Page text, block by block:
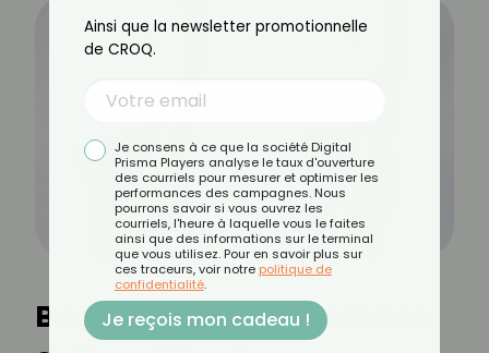
Body Recomp : découvrez
Ainsi que la newsletter promotionnelle
de CROQ.
Je consens à ce que la société Digital
Prisma Players analyse le taux d'ouverture
des courriels pour mesurer et optimiser les
performances des campagnes. Nous
pourrons savoir si vous ouvrez les
courriels, l'heure à laquelle vous le faites
ainsi que des informations sur le terminal
que vous utilisez. Pour en savoir plus sur
ces traceurs, voir notre politique de
confidentialité.
Je reçois mon cadeau !